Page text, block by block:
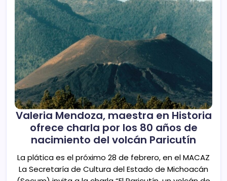
Valeria Mendoza, maestra en Historia
ofrece charla por los 80 años de
nacimiento del volcán Paricutín
La plática es el próximo 28 de febrero, en el MACAZ
La Secretaría de Cultura del Estado de Michoacán